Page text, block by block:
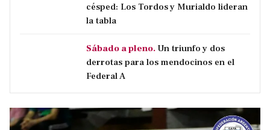
césped: Los Tordos y Murialdo lideran
la tabla
Sábado a pleno. Un triunfo y dos
derrotas para los mendocinos en el
Federal A